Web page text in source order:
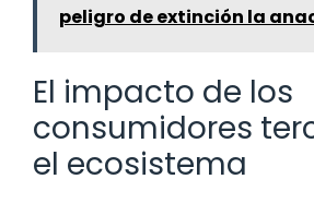
peligro de extinción la
El impacto de los
consumidores
el ecosistema